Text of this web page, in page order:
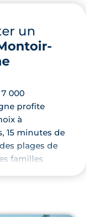
un
000
profite
à
15 minutes de
plages de
familles
un projet de